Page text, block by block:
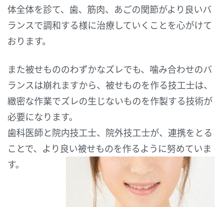
体全体を診て、歯、筋肉、あごの関節がより良いバ
ランスで調和する様に治療していくことを心がけて
おります。
また被せもののわずかなズレでも、噛み合わせのバ
ランスは崩れますから、被せものを作る技工士は、
緻密な作業でズレの生じないものを作製する技術が
必要になります。
歯科医師と院内技工士、院外技工士が、連携をとる
ことで、より良い被せものを作るように努めていま
す。